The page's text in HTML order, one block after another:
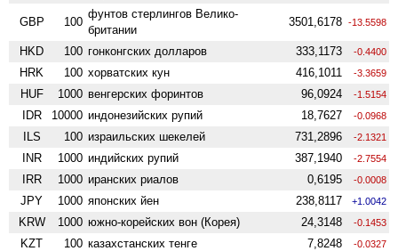
GBP 100
фунтов стерлингов Велико­
британии
3501,6178 -13.5598
HKD 100 гонконгских долларов 333,1173 -0.4400
HRK 100 хорватских кун 416,1011 -3.3659
HUF 1000 венгерских форинтов 96,0924 -1.5154
IDR 10000 индонезийских рупий 18,7627 -0.0968
ILS 100 израильских шекелей 731,2896 -2.1321
INR 1000 индийских рупий 387,1940 -2.7554
IRR 1000 иранских риалов 0,6195 -0.0008
JPY 1000 японских йен 238,8117 +1.0042
KRW 1000 южно-корейских вон (Корея) 24,3148 -0.1453
KZT 100 казахстанских тенге 7,8248 -0.0327